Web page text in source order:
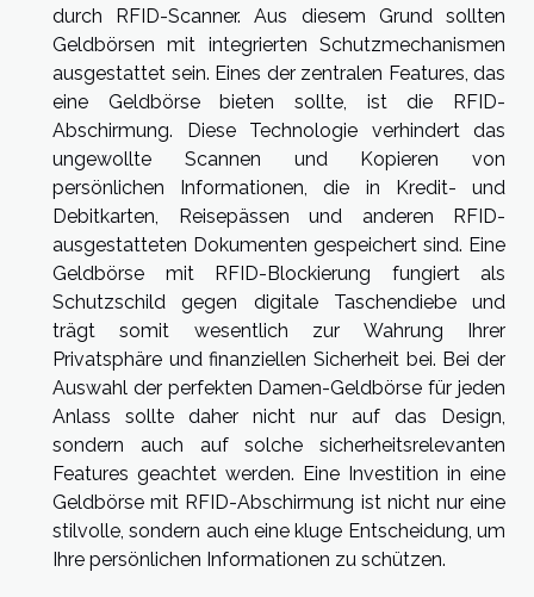
durch RFID-Scanner. Aus diesem Grund sollten
Geldbörsen mit integrierten Schutzmechanismen
ausgestattet sein. Eines der zentralen Features, das
eine Geldbörse bieten sollte, ist die RFID-
Abschirmung. Diese Technologie verhindert das
ungewollte Scannen und Kopieren von
persönlichen Informationen, die in Kredit- und
Debitkarten, Reisepässen und anderen RFID-
ausgestatteten Dokumenten gespeichert sind. Eine
Geldbörse mit RFID-Blockierung fungiert als
Schutzschild gegen digitale Taschendiebe und
trägt somit wesentlich zur Wahrung Ihrer
Privatsphäre und finanziellen Sicherheit bei. Bei der
Auswahl der perfekten Damen-Geldbörse für jeden
Anlass sollte daher nicht nur auf das Design,
sondern auch auf solche sicherheitsrelevanten
Features geachtet werden. Eine Investition in eine
Geldbörse mit RFID-Abschirmung ist nicht nur eine
stilvolle, sondern auch eine kluge Entscheidung, um
Ihre persönlichen Informationen zu schützen.